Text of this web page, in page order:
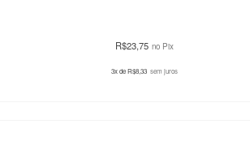
R$23,75 no Pix
3x deR$8,33 sem juros